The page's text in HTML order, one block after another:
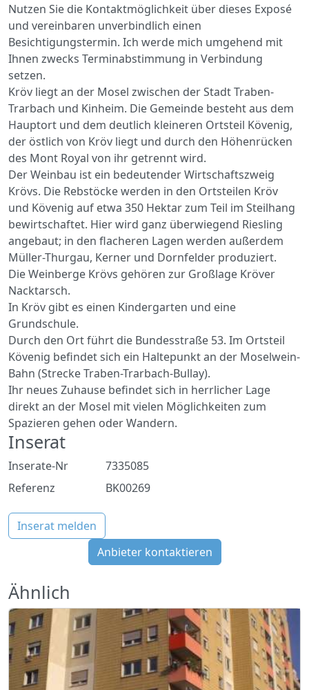
Nutzen Sie die Kontaktmöglichkeit über dieses Exposé
und vereinbaren unverbindlich einen
Besichtigungstermin. Ich werde mich umgehend mit
Ihnen zwecks Terminabstimmung in Verbindung
setzen.
Kröv liegt an der Mosel zwischen der Stadt Traben-
Trarbach und Kinheim. Die Gemeinde besteht aus dem
Hauptort und dem deutlich kleineren Ortsteil Kövenig,
der östlich von Kröv liegt und durch den Höhenrücken
des Mont Royal von ihr getrennt wird.
Der Weinbau ist ein bedeutender Wirtschaftszweig
Krövs. Die Rebstöcke werden in den Ortsteilen Kröv
und Kövenig auf etwa 350 Hektar zum Teil im Steilhang
bewirtschaftet. Hier wird ganz überwiegend Riesling
angebaut; in den flacheren Lagen werden außerdem
Müller-Thurgau, Kerner und Dornfelder produziert.
Die Weinberge Krövs gehören zur Großlage Kröver
Nacktarsch.
In Kröv gibt es einen Kindergarten und eine
Grundschule.
Durch den Ort führt die Bundesstraße 53. Im Ortsteil
Kövenig befindet sich ein Haltepunkt an der Moselwein-
Bahn (Strecke Traben-Trarbach-Bullay).
Ihr neues Zuhause befindet sich in herrlicher Lage
direkt an der Mosel mit vielen Möglichkeiten zum
Spazieren gehen oder Wandern.
Inserat
Inserate-Nr
7335085
Referenz
BK00269
Inserat melden
Anbieter kontaktieren
Ähnlich